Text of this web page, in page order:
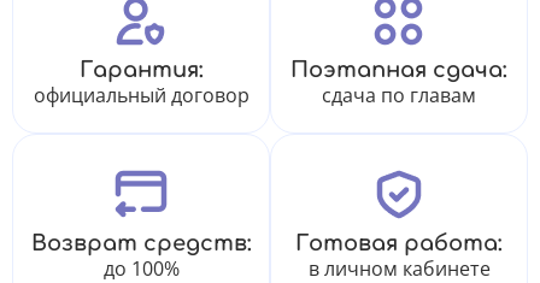
Гарантия:
официальный договор
Поэтапная сдача:
сдача по главам
Возврат средств:
до 100%
Готовая работа:
в личном кабинете